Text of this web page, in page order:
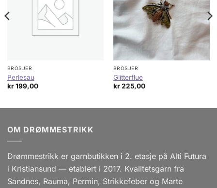
BROSJER
Perlesau
kr199,00
BROSJER
Glitterflue
kr225,00
OM DRØMMESTRIKK
Drømmestrikk er garnbutikken i 2. etasje på Alti Futura
i Kristiansund — etablert i 2017. Kvalitetsgarn fra
Sandnes, Rauma, Permin, Strikkefeber og Marte